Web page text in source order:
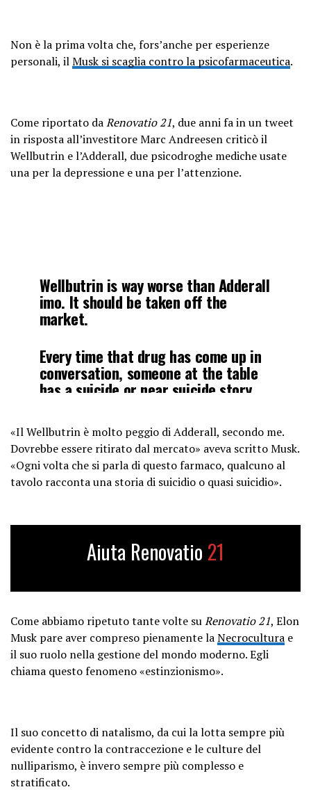
Non è la prima volta che, fors’anche per esperienze
personali, ilMusk si scaglia contro la psicofarmaceutica.
Come riportato daRenovatio 21, due anni fa in un tweet
in risposta all’investitore Marc Andreesen criticò il
Wellbutrin e l’Adderall, due psicodroghe mediche usate
una per la depressione e una per l’attenzione.
Wellbutrin is way worse than Adderall
imo. It should be taken off the
market.
Every time that drug has come up in
conversation, someone at the table
has a suicide or near suicide story.
— Elon Musk (@elonmusk)April 30,
2022
«Il Wellbutrin è molto peggio di Adderall, secondo me.
Dovrebbe essere ritirato dal mercato» aveva scritto Musk.
«Ogni volta che si parla di questo farmaco, qualcuno al
tavolo racconta una storia di suicidio o quasi suicidio».
Aiuta Renovatio 21
Come abbiamo ripetuto tante volte suRenovatio 21, Elon
Musk pare aver compreso pienamente laNecrocultura e
il suo ruolo nella gestione del mondo moderno. Egli
chiama questo fenomeno «estinzionismo».
Il suo concetto di natalismo, da cui la lotta sempre più
evidente contro la contraccezione e le culture del
nulliparismo, è invero sempre più complesso e
stratificato.